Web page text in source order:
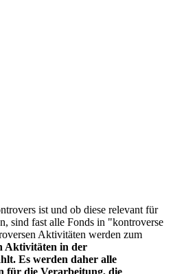
ist und ob diese relevant für
sind fast alle Fonds in "kontroverse
Aktivitäten werden zum
Aktivitäten in der
Es werden daher alle
für die Verarbeitung, die